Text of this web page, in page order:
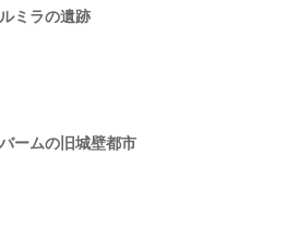
ミラの遺跡
ームの旧城壁都市